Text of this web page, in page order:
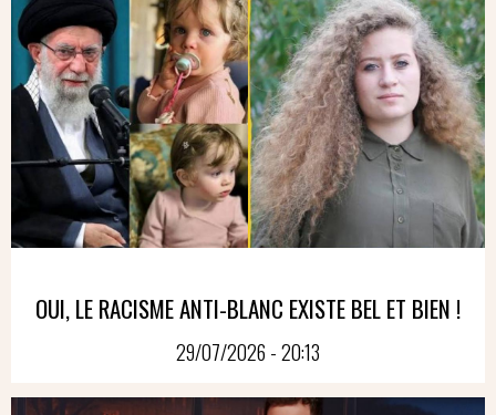
OUI, LE RACISME ANTI-BLANC EXISTE BEL ET BIEN !
29/07/2026 - 20:13